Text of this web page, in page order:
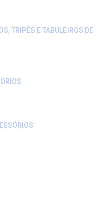
TRIPÉS E TABULEIROS DE